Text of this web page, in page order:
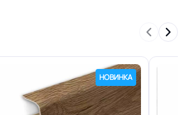
Группа Т
НОВИНКА